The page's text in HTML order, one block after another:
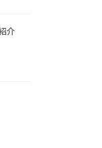
介